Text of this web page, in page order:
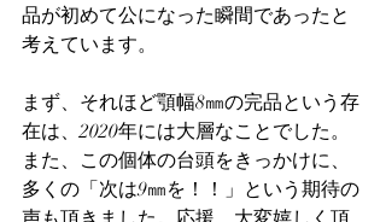
品が初めて公になった瞬間であったと
考えています。
まず、それほど顎幅8㎜の完品という存
在は、2020年には大層なことでした。
また、この個体の台頭をきっかけに、
多くの「次は9㎜を！！」という期待の